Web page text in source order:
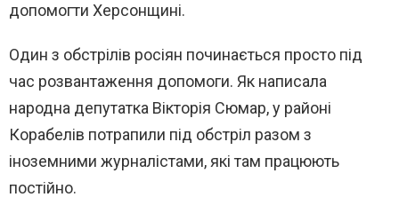
допомогти Херсонщині.
Один з обстрілів росіян починається просто під
час розвантаження допомоги. Як написала
народна депутатка Вікторія Сюмар, у районі
Корабелів потрапили під обстріл разом з
іноземними журналістами, які там працюють
постійно.